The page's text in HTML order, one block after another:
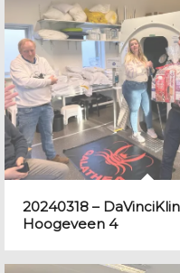
20240318 –
Hoogeveen 4